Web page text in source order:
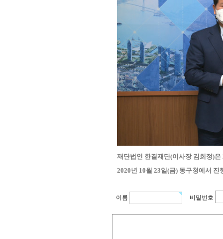
재단법인 한결재단(이사장 김희정)
2020년 10월 23일(금) 동구청에서
이름 비밀번호